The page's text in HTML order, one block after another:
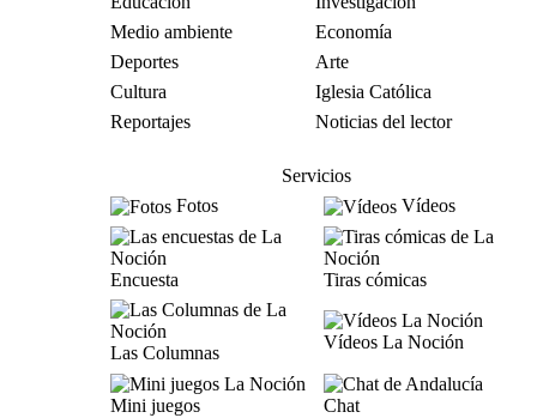
Medio ambiente
Economía
Deportes
Arte
Cultura
Iglesia Católica
Reportajes
Noticias del lector
Servicios
Fotos
Vídeos
Encuesta Tiras cómicas
Las Columnas
Vídeos La Noción
Mini juegos
Chat